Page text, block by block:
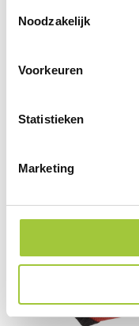
Noodzakelijk
Voorkeuren
Statistieken
Marketing